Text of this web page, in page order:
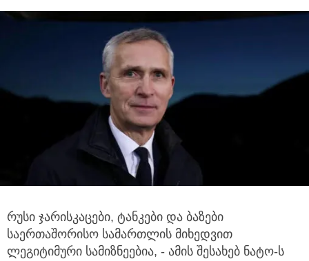
რუსი ჯარისკაცები, ტანკები და ბაზები
საერთაშორისო სამართლის მიხედვით
ლეგიტიმური სამიზნეებია, - ამის შესახებ ნატო-ს